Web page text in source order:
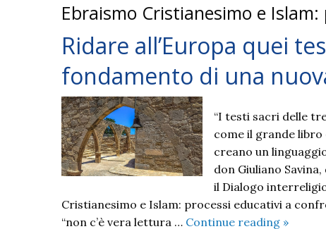
Ebraismo Cristianesimo e
Ridare all’Europa quei
fondamento di una
“I testi sacri delle
come il grande
creano un
don Giuliano
il Dialogo
Cristianesimo e Islam: processi educativi a
“non c’è vera lettura … Continue reading Ridare
»